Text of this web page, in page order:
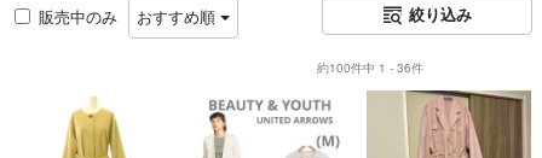
販売中のみ おすすめ順 絞り込み
約100件中 1 - 36件